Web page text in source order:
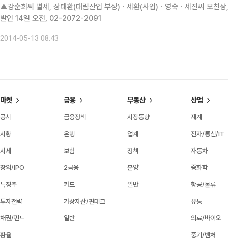
▲강순희씨 별세, 장태환(대림산업 부장)ㆍ세환(사업)ㆍ영숙ㆍ세진씨 모친
발인 14일 오전, 02-2072-2091
2014-05-13 08:43
마켓
공시
시황
시세
장외/IPO
특징주
투자전략
채권/펀드
환율
금융
금융정책
은행
보험
2금융
카드
가상자산/핀테크
일반
부동산
시장동향
업계
정책
분양
일반
산업
재계
전자/통신/IT
자동차
중화학
항공/물류
유통
의료/바이오
중기/벤처